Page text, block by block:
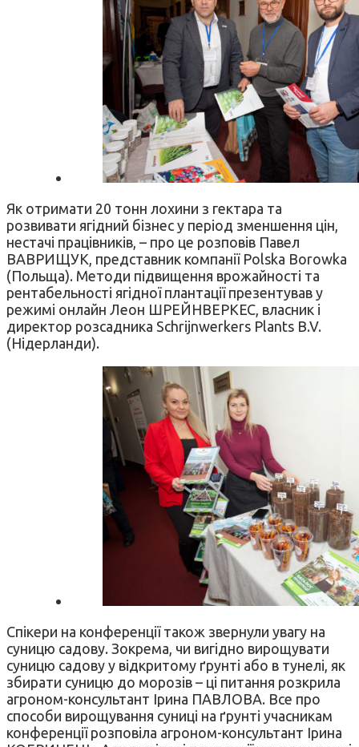
Як отримати 20 тонн лохини з гектара та
розвивати ягідний бізнес у період зменшення цін,
нестачі працівників, – про це розповів Павел
ВАВРИЩУК, представник компанії Polska Borowka
(Польща). Методи підвищення врожайності та
рентабельності ягідної плантації презентував у
режимі онлайн Леон ШРЕЙНВЕРКЕС, власник і
директор розсадника Schrijnwerkers Plants B.V.
(Нідерланди).
Спікери на конференції також звернули увагу на
суницю садову. Зокрема, чи вигідно вирощувати
суницю садову у відкритому ґрунті або в тунелі, як
збирати суницю до морозів – ці питання розкрила
агроном-консультант Ірина ПАВЛОВА. Все про
способи вирощування суниці на ґрунті учасникам
конференції розповіла агроном-консультант Ірина